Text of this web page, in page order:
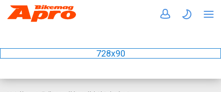
728x90